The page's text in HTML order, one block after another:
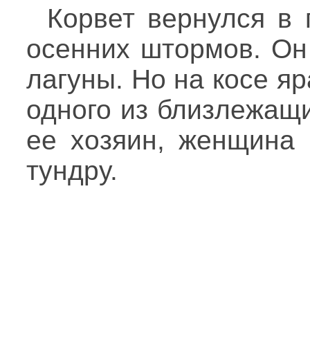
Корвет вернулся в
осенних штормов.
лагуны. Но на косе
одного из
ее хозяин,
тундру.